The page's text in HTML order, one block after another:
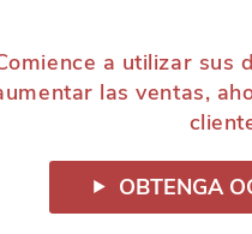
a utilizar sus
las ventas,
OBTENGA